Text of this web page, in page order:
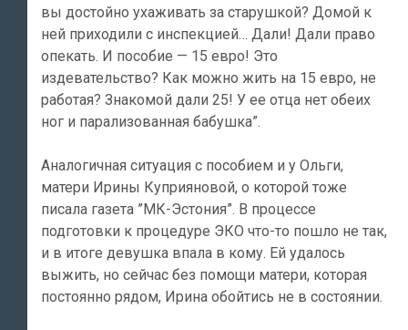
вы достойно ухаживать за старушкой? Домой к
ней приходили с инспекцией… Дали! Дали право
опекать. И пособие — 15 евро! Это
издевательство? Как можно жить на 15 евро, не
работая? Знакомой дали 25! У ее отца нет обеих
ног и парализованная бабушка”.
Аналогичная ситуация с пособием и у Ольги,
матери Ирины Куприяновой, о которой тоже
писала газета ”МК-Эстония”. В процессе
подготовки к процедуре ЭКО что-то пошло не так,
и в итоге девушка впала в кому. Ей удалось
выжить, но сейчас без помощи матери, которая
постоянно рядом, Ирина обойтись не в состоянии.